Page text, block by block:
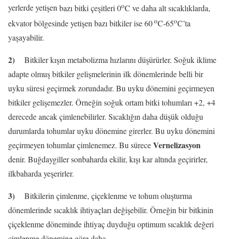
yerlerde yetişenbazı bitki çeşitleri 0oC ve daha alt sıcaklıklarda,
ekvator bölgesinde yetişen bazı bitkiler ise 60oC-65oC’ta
yaşayabilir.
2)
Bitkiler kışın metabolizma hızlarını düşürürler. Soğuk iklime
adapte olmuş bitkiler gelişmelerinin ilk dönemlerinde belli bir
uyku süresi geçirmek zorundadır. Bu uyku dönemini geçirmeyen
bitkiler gelişemezler. Örneğin soğuk ortam bitki tohumları +2, +4
derecede ancak çimlenebilirler. Sıcaklığın daha düşük olduğu
durumlarda tohumlar uyku dönemine girerler. Bu uyku dönemini
geçirmeyen tohumlar çimlenemez. Bu süreceVernelizasyon
denir. Buğdaygiller sonbaharda ekilir, kışı kar altında geçirirler,
ilkbaharda yeşerirler.
3)
Bitkilerin çimlenme, çiçeklenme ve tohum oluşturma
dönemlerinde sıcaklık ihtiyaçları değişebilir. Örneğin bir bitkinin
çiçeklenme döneminde ihtiyaç duyduğu optimum sıcaklık değeri